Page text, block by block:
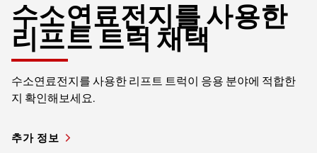
수소연료전지를 사용한
리프트 트럭 채택
수소연료전지를 사용한 리프트 트럭이 응용 분야에 적합한
지 확인해보세요.
추가 정보